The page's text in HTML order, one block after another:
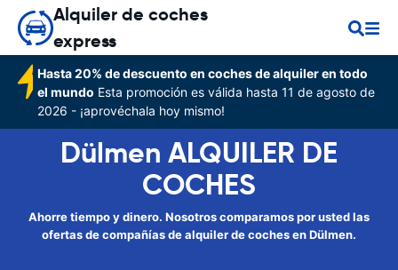
Alquiler de coches
express
Hasta 20% de descuento en coches de alquiler en todo
el mundo Esta promoción es válida hasta 11 de agosto de
2026 - ¡aprovéchala hoy mismo!
Dülmen ALQUILER DE
COCHES
Ahorre tiempo y dinero. Nosotros comparamos por usted las
ofertas de compañías de alquiler de coches en Dülmen.